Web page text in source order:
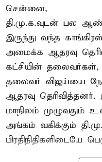
சென்னை,
தி.மு.க.வுடன் பல
இருந்து வந்த
அமைக்க ஆதரவு
கட்சியின்
தலைவர் விஜய்யை
ஆதரவு
மாநிலம் முழுவதும்
அங்கம் வகிக்கும்
பிரதிநிதிகளிடையே